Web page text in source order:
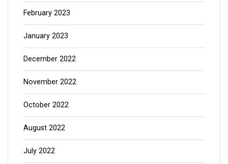
February 2023
January 2023
December 2022
November 2022
October 2022
August 2022
July 2022